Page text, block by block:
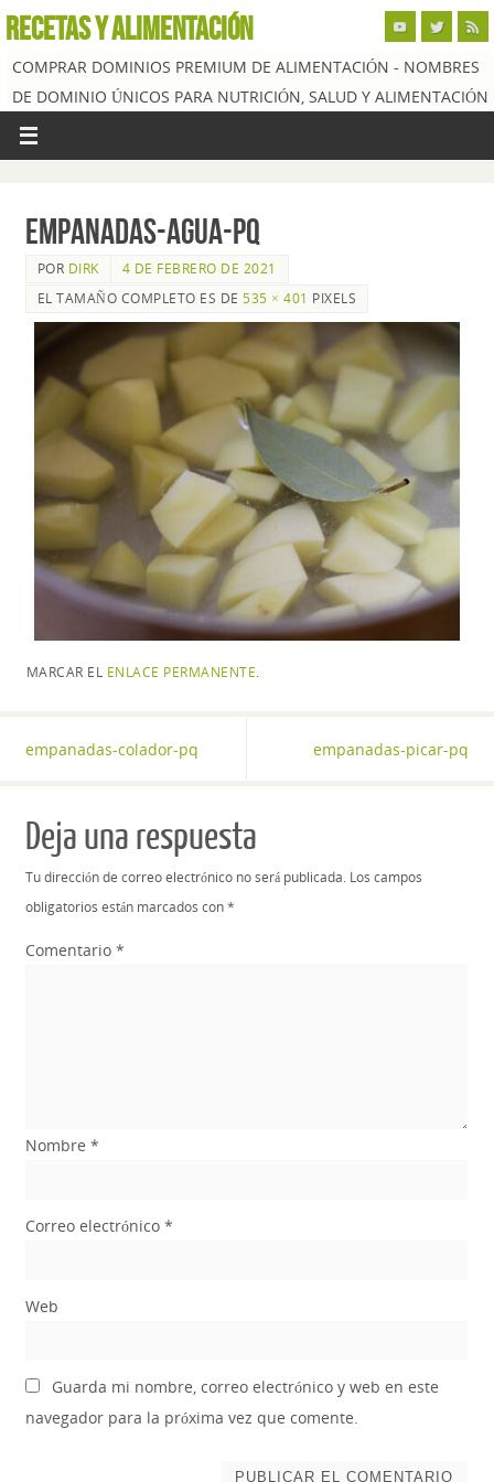
RECETAS Y ALIMENTACIÓN
COMPRAR DOMINIOS PREMIUM DE ALIMENTACIÓN - NOMBRES
DE DOMINIO ÚNICOS PARA NUTRICIÓN, SALUD Y ALIMENTACIÓN
empanadas-agua-pq
POR DIRK
4 DE FEBRERO DE 2021
EL TAMAÑO COMPLETO ES DE535 × 401 PIXELS
MARCAR EL ENLACE PERMANENTE.
empanadas-colador-pq empanadas-picar-pq
Deja una respuesta
Tu dirección de correo electrónico no será publicada. Los campos
obligatorios están marcados con*
Comentario *
Nombre *
Correo electrónico *
Web
Guarda mi nombre, correo electrónico y web en este
navegador para la próxima vez que comente.